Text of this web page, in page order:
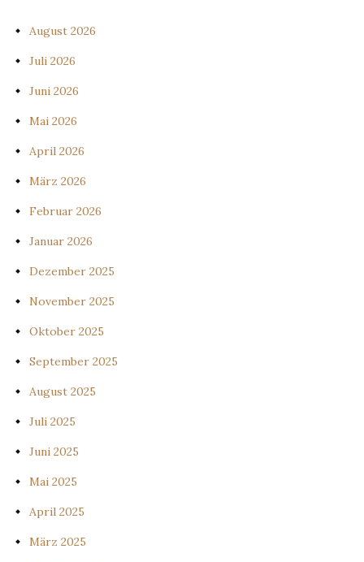
August 2026
Juli 2026
Juni 2026
Mai 2026
April 2026
März 2026
Februar 2026
Januar 2026
Dezember 2025
November 2025
Oktober 2025
September 2025
August 2025
Juli 2025
Juni 2025
Mai 2025
April 2025
März 2025